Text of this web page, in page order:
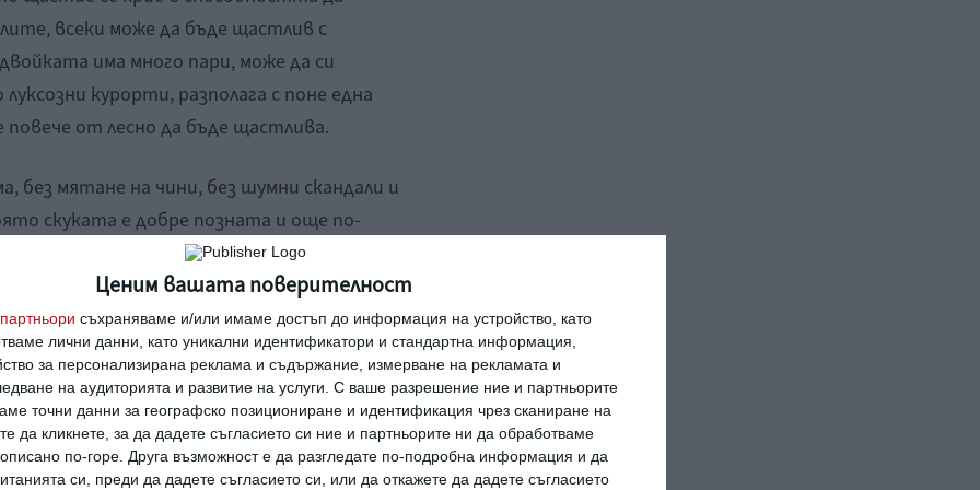
Ценим вашата поверителност
партньори съхраняваме и/или имаме достъп до информация на устройство, като
лични данни, като уникални идентификатори и стандартна информация,
за персонализирана реклама и съдържание, измерване на рекламата и
на аудиторията и развитие на услуги. С ваше разрешение ние и партньорите
точни данни за географско позициониране и идентификация чрез сканиране на
да кликнете, за да дадете съгласието си ние и партньорите ни да обработваме
описано по-горе. Друга възможност е да разгледате по-подробна информация и да
си, преди да дадете съгласието си, или да откажете да дадете съгласието
всеки може да бъде щастлив с
има много пари, може да си
курорти, разполага с поне една
повече от лесно да бъде щастлива.
без мятане на чини, без шумни скандали и
скуката е добре позната и още по-
шансове да устои на времето.
полезно